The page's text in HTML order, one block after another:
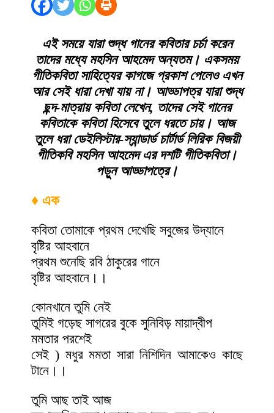
এই সময়ে যারা শুদ্ধ গানের কবিতার চর্চা করেন
তাদের মধ্যে মহসিন আহমেদ অন্যতম। একসময়
গীতিকবিতা সাহিত্যের কাগজে প্রকাশ পেলেও এখন
আর সেই ধারা দেখা যায় না। আড্ডাপত্র যারা শুদ্ধ
ছন্দ-মাত্রায় কবিতা লেখেন, তাদের সেই গানের
কবিতাকে কবিতা হিসেবে তুলে ধরতে চায়। আজ
তুলে ধরা ডেইলিস্টার-স্যান্ডার্ড চার্টার্ড লিরিক বিজয়ী
গীতিকবি মহসিন আহমেদ এর দশটি গীতিকবিতা।
পড়ুন আড্ডাপত্রে।
♦ এক
কবিতা তোমাকে প্রথম দেখেছি সবুজের উদ্যানে
বৃষ্টির আহবানে
প্রথম শুনেছি রবি ঠাকুরের গানে
বৃষ্টির আহবানে।।
কোনখানে তুমি নেই
তুমিই গড়েছ সাগরের বুকে সুনিবিড় মায়াদ্বীপ
মমতার পরশেই
সেই ) মধুর মমতা সারা নিশিদিন আমাকেও কাছে
টানে।।
তুমি আছ তাই আজ